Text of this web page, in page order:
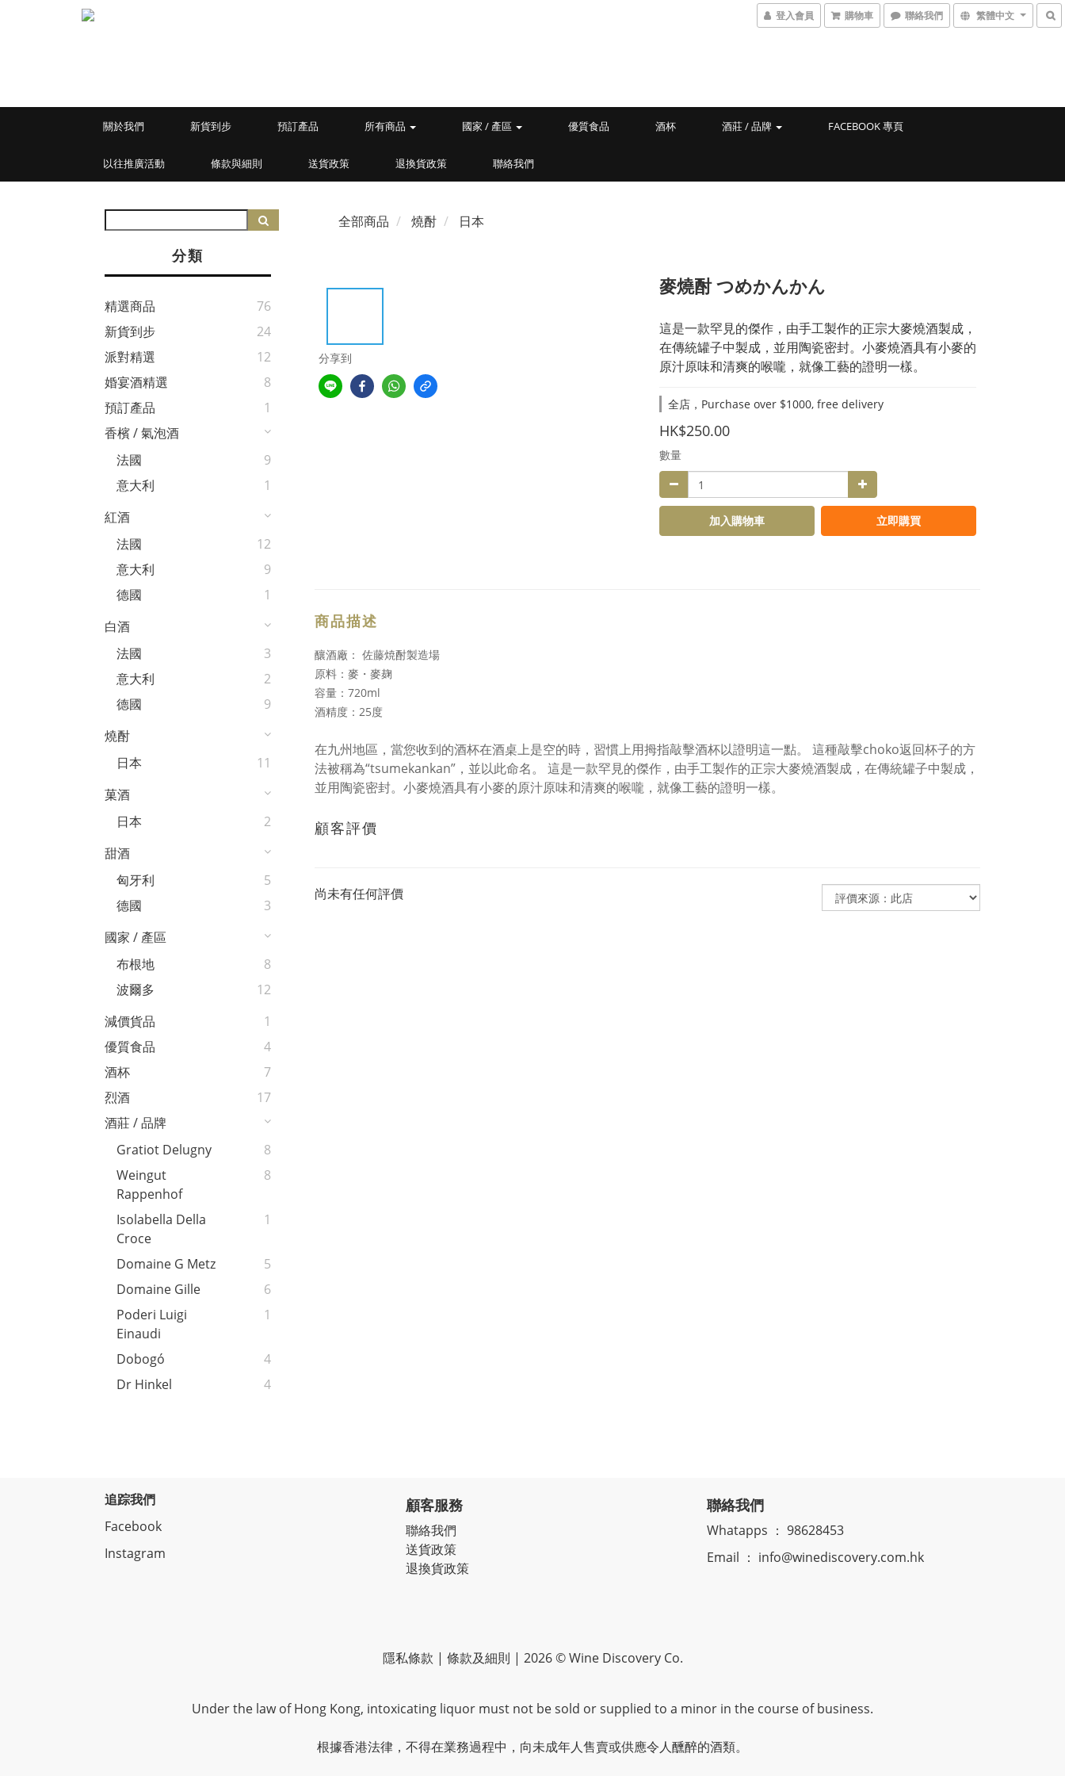
登入會員 購物車 聯絡我們 繁體中文
關於我們 新貨到步 預訂產品 所有商品 國家 / 產區 優質食品 酒杯 酒莊 / 品牌 FACEBOOK 專頁
以往推廣活動 條款與細則 送貨政策 退換貨政策 聯絡我們
分類
精選商品
76
新貨到步
24
派對精選
12
婚宴酒精選
8
預訂產品
1
香檳 / 氣泡酒
法國
9
意大利
1
紅酒
法國
12
意大利
9
德國
1
白酒
法國
3
意大利
2
德國
9
燒酎
日本
11
菓酒
日本
2
甜酒
匈牙利
5
德國
3
國家 / 產區
布根地
8
波爾多
12
減價貨品
1
優質食品
4
酒杯
7
烈酒
17
酒莊 / 品牌
Gratiot Delugny
8
Weingut
Rappenhof
8
Isolabella Della
Croce
1
Domaine G Metz
5
Domaine Gille
6
Poderi Luigi
Einaudi
1
Dobogó
4
Dr Hinkel
4
全部商品 燒酎 日本
分享到
麥燒酎 つめかんかん
這是一款罕見的傑作，由手工製作的正宗大麥燒酒製成，
在傳統罐子中製成，並用陶瓷密封。小麥燒酒具有小麥的
原汁原味和清爽的喉嚨，就像工藝的證明一樣。
全店，Purchase over $1000, free delivery
HK$250.00
數量
加入購物車 立即購買
商品描述
釀酒廠： 佐藤焼酎製造場
原料：麥・麥麹
容量：720ml
酒精度：25度
在九州地區，當您收到的酒杯在酒桌上是空的時，習慣上用拇指敲擊酒杯以證明這一點。 這種敲擊choko返回杯子的方
法被稱為“tsumekankan”，並以此命名。 這是一款罕見的傑作，由手工製作的正宗大麥燒酒製成，在傳統罐子中製成，
並用陶瓷密封。小麥燒酒具有小麥的原汁原味和清爽的喉嚨，就像工藝的證明一樣。
顧客評價
尚未有任何評價
追踪我們
Facebook
Instagram
顧客服務
聯絡我們
送貨政策
退換貨政策
聯絡我們
Whatapps ： 98628453
Email ： info@winediscovery.com.hk
隱私條款 | 條款及細則 | 2026 © Wine Discovery Co.
Under the law of Hong Kong, intoxicating liquor must not be sold or supplied to a minor in the course of business.
根據香港法律，不得在業務過程中，向未成年人售賣或供應令人醺醉的酒類。